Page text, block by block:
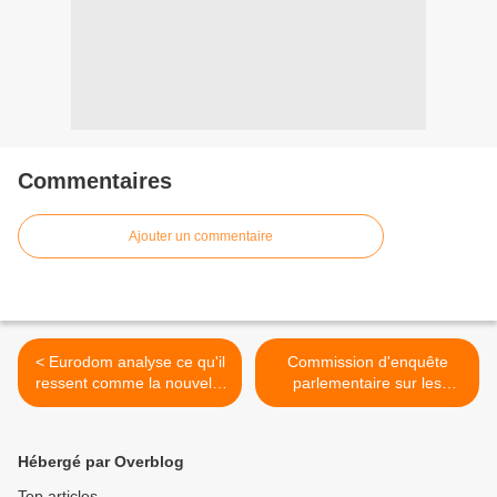
Commentaires
Ajouter un commentaire
< Eurodom analyse ce qu'il
ressent comme la nouvelle
doctrine de l'Etat en matière
Commission d'enquête
parlementaire sur les
impacts du chlordécone -
Hébergé par Overblog